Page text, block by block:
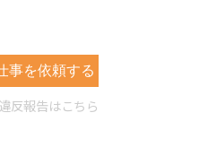
事を依頼する
違反報告はこちら